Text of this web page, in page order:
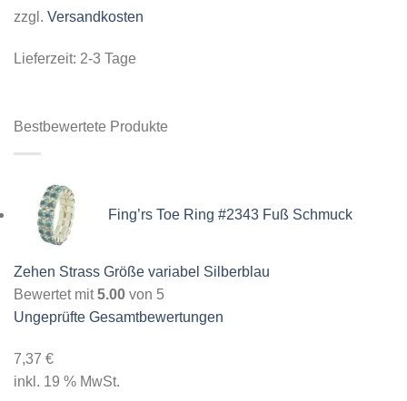
zzgl. Versandkosten
Lieferzeit: 2-3 Tage
Bestbewertete Produkte
Fing’rs Toe Ring #2343 Fuß Schmuck
Zehen Strass Größe variabel Silberblau
Bewertet mit5.00 von 5
Ungeprüfte Gesamtbewertungen
7,37 €
inkl. 19 % MwSt.